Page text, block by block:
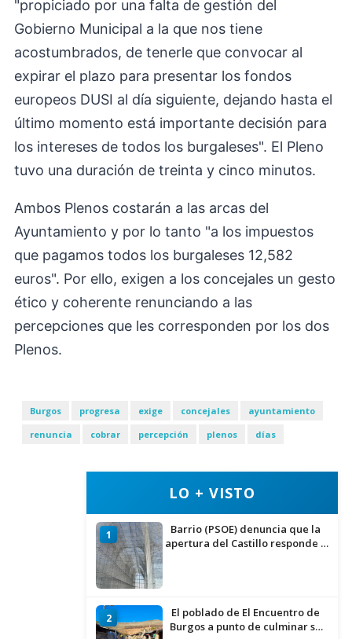
"propiciado por una falta de gestión del
Gobierno Municipal a la que nos tiene
acostumbrados, de tenerle que convocar al
expirar el plazo para presentar los fondos
europeos DUSI al día siguiente, dejando hasta el
último momento está importante decisión para
los intereses de todos los burgaleses". El Pleno
tuvo una duración de treinta y cinco minutos.
Ambos Plenos costarán a las arcas del
Ayuntamiento y por lo tanto "a los impuestos
que pagamos todos los burgaleses 12,582
euros". Por ello, exigen a los concejales un gesto
ético y coherente renunciando a las
percepciones que les corresponden por los dos
Plenos.
Burgos progresa exige concejales
ayuntamiento
renuncia
cobrar percepción plenos días
LO + VISTO
1
Barrio (PSOE) denuncia que la
apertura del Castillo responde a
2
El poblado de El Encuentro de
Burgos a punto de culminar su